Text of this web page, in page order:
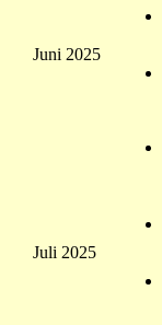
Juni 2025
Juli 2025